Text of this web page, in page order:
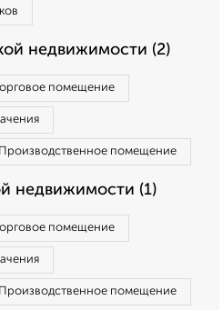
недвижимости (2)
помещение
Производственное помещение
недвижимости (1)
помещение
Производственное помещение